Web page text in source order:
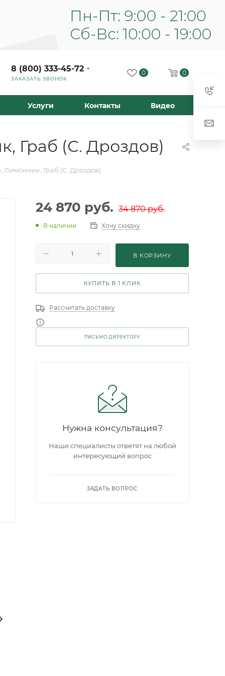
8 (800) 333-45-72
ЗАКАЗАТЬ ЗВОНОК
0 0
Услуги Контакты Видео
Граб (С. Дроздов)
Лимонник, Граб (С. Дроздов)
24 870 руб. 34 870руб.
В наличии Хочу скидку
В КОРЗИНУ
КУПИТЬ В 1 КЛИК
Рассчитать доставку
ПИСЬМО ДИРЕКТОРУ
Нужна консультация?
Наши специалисты ответят на любой
интересующий вопрос
ЗАДАТЬ ВОПРОС